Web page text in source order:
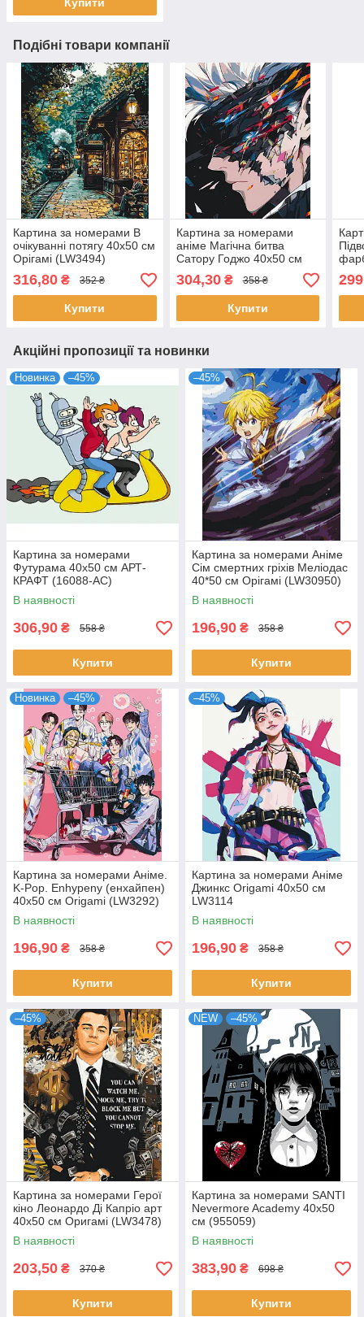
Подібні товари компанії
Картина за номерами В
очікуванні потягу 40x50 см
Орігамі (LW3494)
316,80 ₴ 352 ₴
Купити
Картина за номерами
аніме Магічна битва
Сатору Годжо 40x50 см
Орігамі LW30790
304,30₴ 358 ₴
Купити
см
Акційні пропозиції та новинки
Новинка –45%
Картина за номерами
Футурама 40х50 см АРТ-
КРАФТ (16088-AC)
В наявності
306,90 ₴ 558 ₴
Купити
–45%
Картина за номерами Аніме
Сім смертних гріхів Меліодас
40*50 см Орігамі (LW30950)
В наявності
196,90 ₴ 358 ₴
Купити
Новинка –45%
Картина за номерами Аніме.
K-Pop. Enhypenу (енхайпен)
40x50 см Origami (LW3292)
В наявності
196,90 ₴ 358 ₴
Купити
–45%
Картина за номерами Аніме
Джинкс Origami 40x50 см
LW3114
В наявності
196,90 ₴ 358 ₴
Купити
–45%
Картина за номерами Герої
кіно Леонардо Ді Капріо арт
40x50 см Оригамі (LW3478)
В наявності
203,50 ₴ 370 ₴
Купити
NEW –45%
Картина за номерами SANTI
Nevermore Academy 40х50
см (955059)
В наявності
383,90 ₴ 698 ₴
Купити